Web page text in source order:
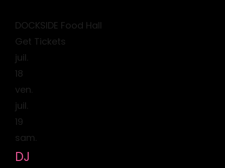
DOCKSIDE Food Hall
Get Tickets
juil.
18
ven.
juil.
19
sam.
DJ